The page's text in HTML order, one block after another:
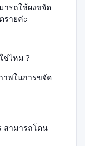
ารถใช้ผงขจัด
รายค่ะ
ช่ไหม ?
าพในการขจัด
สามารถโดน